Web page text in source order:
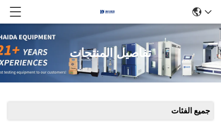
تفاصيل المنتجات
جميع الفئات